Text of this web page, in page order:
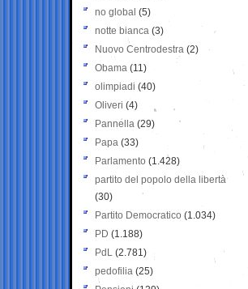
no global (5)
notte bianca (3)
Nuovo Centrodestra (2)
Obama (11)
olimpiadi (40)
Oliveri (4)
Pannella (29)
Papa (33)
Parlamento (1.428)
partito del popolo della libertà
(30)
Partito Democratico (1.034)
PD (1.188)
PdL (2.781)
pedofilia (25)